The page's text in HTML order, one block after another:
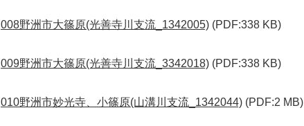
008野洲市大篠原(光善寺川支流_1342005) (PDF:338 KB)
009野洲市大篠原(光善寺川支流_3342018) (PDF:338 KB)
010野洲市妙光寺、小篠原(山溝川支流_1342044) (PDF:2 MB)